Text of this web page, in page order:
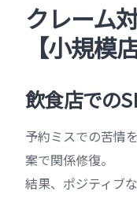
クレーム
【小規模
飲食店での
予約ミスでの苦情
案で関係修復。
結果、ポジティブな